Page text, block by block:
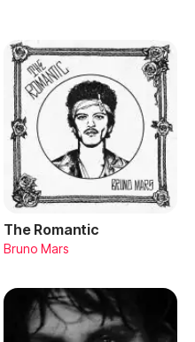
The Romantic
Bruno Mars